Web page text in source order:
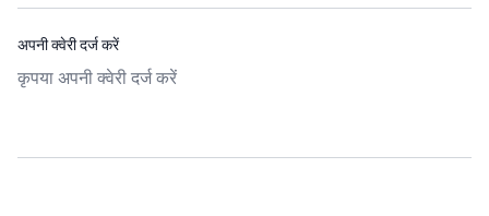
अपनी क्वेरी दर्ज करें